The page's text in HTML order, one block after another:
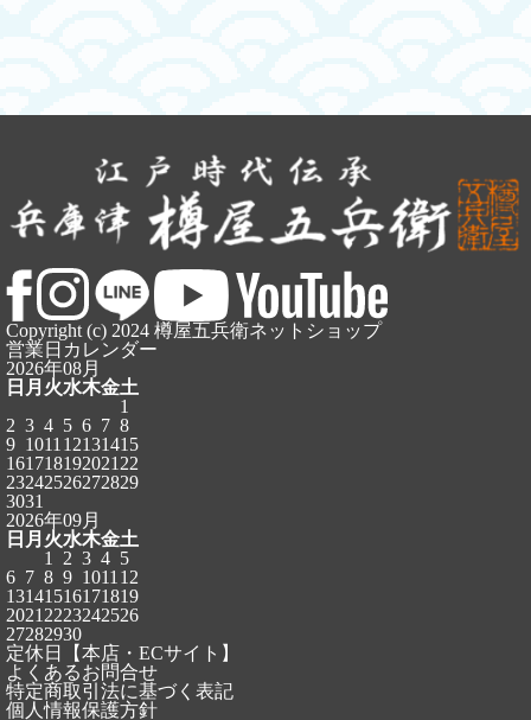
Copyright (c) 2024 樽屋五兵衛ネットショップ
営業日カレンダー
2026年08月
日 月 火水木金土
1
2 3 4 5 6 7 8
9 1011 12131415
161718192021 22
23242526272829
3031
2026年09月
日 月 火水木金土
1
2 3 4 5
6 7 8 9 1011 12
13141516171819
2021 2223242526
27282930
定休日【本店・ECサイト】
よくあるお問合せ
特定商取引法に基づく表記
個人情報保護方針